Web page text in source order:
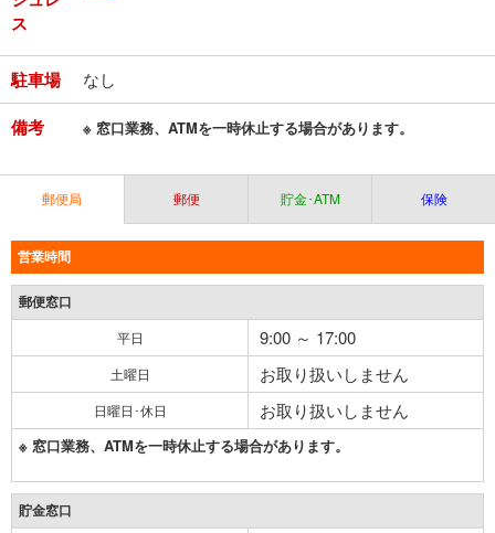
ス
駐車場 なし
備考 ※ 窓口業務、ATMを一時休止する場合があります。
郵便局 郵便 貯金･ATM 保険
営業時間
郵便窓口
平日 9:00 ～ 17:00
土曜日 お取り扱いしません
日曜日･休日 お取り扱いしません
※ 窓口業務、ATMを一時休止する場合があります。
貯金窓口